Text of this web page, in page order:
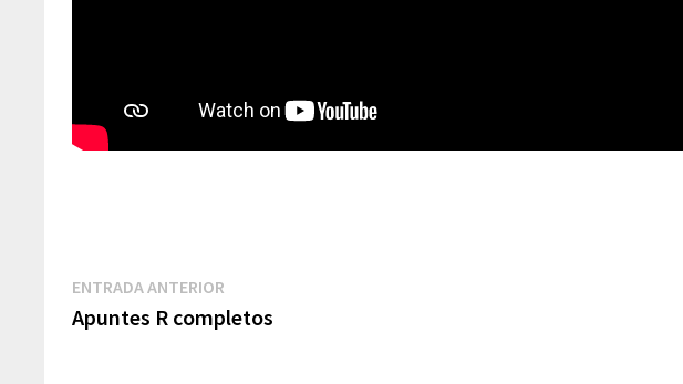
Navegación
entradas
ENTRADA ANTERIOR
anterior:
Apuntes R completos